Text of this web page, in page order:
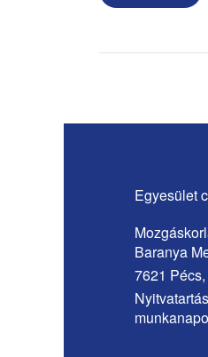
Egyesület
Baranya
7621